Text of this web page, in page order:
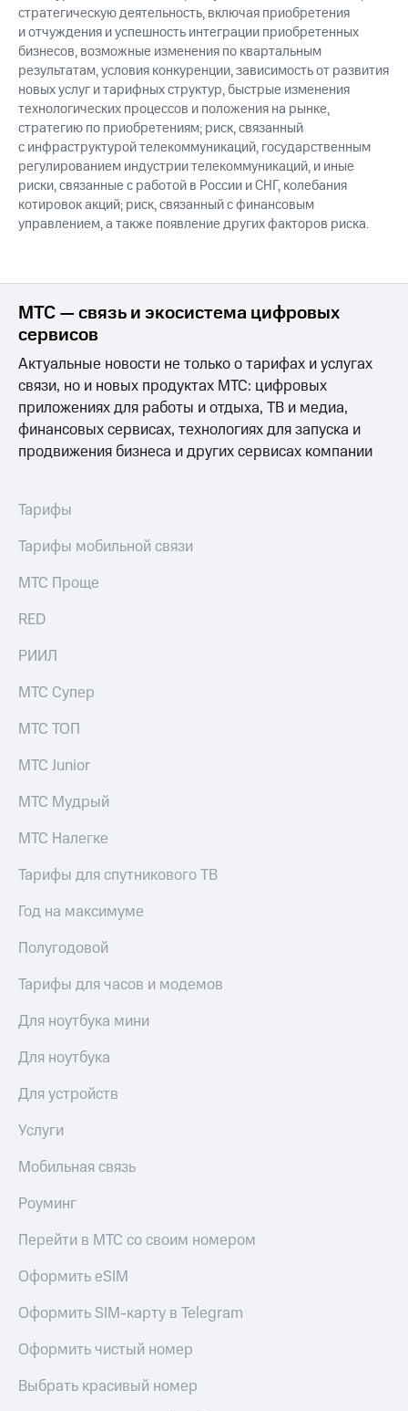
стратегическую деятельность, включая приобретения
и отчуждения и успешность интеграции приобретенных
бизнесов, возможные изменения по квартальным
результатам, условия конкуренции, зависимость от развития
новых услуг и тарифных структур, быстрые изменения
технологических процессов и положения на рынке,
стратегию по приобретениям; риск, связанный
с инфраструктурой телекоммуникаций, государственным
регулированием индустрии телекоммуникаций, и иные
риски, связанные с работой в России и СНГ, колебания
котировок акций; риск, связанный с финансовым
управлением, а также появление других факторов риска.
МТС — связь и экосистема цифровых
сервисов
Актуальные новости не только о тарифах и услугах
связи, но и новых продуктах МТС: цифровых
приложениях для работы и отдыха, ТВ и медиа,
финансовых сервисах, технологиях для запуска и
продвижения бизнеса и других сервисах компании
Тарифы
Тарифы мобильной связи
МТС Проще
RED
РИИЛ
МТС Супер
МТС ТОП
МТС Junior
МТС Мудрый
МТС Налегке
Тарифы для спутникового ТВ
Год на максимуме
Полугодовой
Тарифы для часов и модемов
Для ноутбука мини
Для ноутбука
Для устройств
Услуги
Мобильная связь
Роуминг
Перейти в МТС со своим номером
Оформить eSIM
Оформить SIM-карту в Telegram
Оформить чистый номер
Выбрать красивый номер